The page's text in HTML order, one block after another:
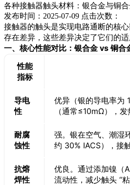
各种接触器触头材料：银合金与铜
发布时间：2025-07-09 点击次数：
接触器的触头是实现电路通断的核
存在差异，这些差异决定了它们的
一、核心性能对比：银合金 vs 铜合
性能
指标
导电
性
优异（银的导电率为
（通常≤10mΩ），发
耐腐
蚀性
强。银在空气、潮湿
约 30% IACS），接
抗熔
焊性
优良。通过添加镍（
流动性，减少触头 “